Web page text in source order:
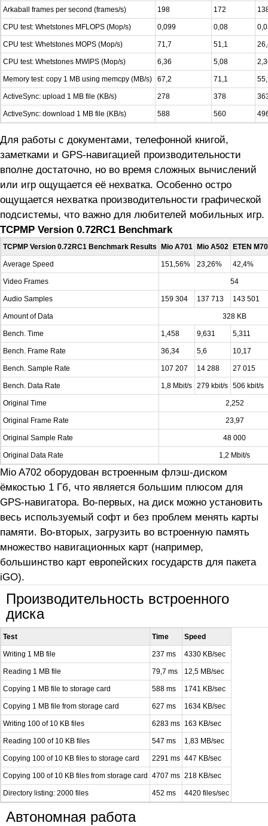
Arkaball frames per second (frames/s) 198 172
CPU test: Whetstones MFLOPS (Mop/s) 0,099 0,08
CPU test: Whetstones MOPS (Mop/s) 71,7 51,1
CPU test: Whetstones MWIPS (Mop/s) 6,36 5,08
Memory test: copy 1 MB using memcpy (MB/s) 67,2 71,1
ActiveSync: upload 1 MB file (KB/s) 278 378
ActiveSync: download 1 MB file (KB/s) 588 560
Для работы с документами, телефонной книгой,
заметками и GPS-навигацией производительности
вполне достаточно, но во время сложных вычислений
или игр ощущается её нехватка. Особенно остро
ощущается нехватка производительности графической
подсистемы, что важно для любителей мобильных игр.
TCPMP Version 0.72RC1 Benchmark
TCPMP Version 0.72RC1 Benchmark Results Mio A701 Mio A502 ETEN
Average Speed 151,56% 23,26% 42,4%
Video Frames 54
Audio Samples 159 304 137 713 143 501
Amount of Data 328 KB
Bench. Time 1,458 9,631 5,311
Bench. Frame Rate 36,34 5,6 10,17
Bench. Sample Rate 107 207 14 288 27 015
Bench. Data Rate 1,8 Mbit/s 279 kbit/s 506 kbit/s
Original Time 2,252
Original Frame Rate 23,97
Original Sample Rate 48 000
Original Data Rate 1,2 Mbit/s
Mio A702 оборудован встроенным флэш-диском
ёмкостью 1 Гб, что является большим плюсом для
GPS-навигатора. Во-первых, на диск можно установить
весь используемый софт и без проблем менять карты
памяти. Во-вторых, загрузить во встроенную память
множество навигационных карт (например,
большинство карт европейских государств для пакета
iGO).
Производительность встроенного
диска
Test Time Speed
Writing 1 MB file 237 ms 4330 KB/sec
Reading 1 MB file 79,7 ms 12,5 MB/sec
Copying 1 MB file to storage card 588 ms 1741 KB/sec
Copying 1 MB file from storage card 627 ms 1634 KB/sec
Writing 100 of 10 KB files 6283 ms 163 KB/sec
Reading 100 of 10 KB files 547 ms 1,83 MB/sec
Copying 100 of 10 KB files to storage card 2291 ms 447 KB/sec
Copying 100 of 10 KB files from storage card 4707 ms 218 KB/sec
Directory listing: 2000 files 452 ms 4420 files/sec
Автономная работа